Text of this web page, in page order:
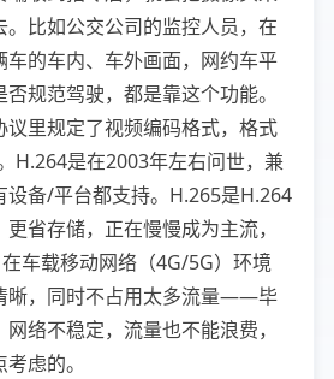
比如公交公司的监控人员，在
车的车内、车外画面，网约车平
规范驾驶，都是靠这个功能。
议里规定了视频编码格式，格式
H.264是在2003年左右问世，兼
设备/平台都支持。H.265是H.264
省存储，正在慢慢成为主流，
车载移动网络（4G/5G）环境
晰，同时不占用太多流量——毕
络不稳定，流量也不能浪费，
虑的。